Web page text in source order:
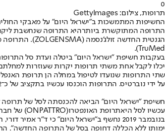
0
תרופות, צילום: GettyImages
החשיפות המתמשכות ב"ישראל היום" על מאבקי החולים הביאו לכך
התרופה המתוקשרת ביותרהיא התרופה שנחשבת
TruMed).
בעקבות חשיפת "ישראל היום" ביטלה ועדת סל
יכלו לקבל אחת משתי תרופות יקרות שעוזרות
על ידי נוברטיס. התרופות הוכנסו עכשיו בתקציב של כ־12 מיליון שקלים לכ־170 חולים.
חשיפת "ישראל היום" הביאה להכנסתה לסל של תרופה
עכשיו לסל היאתרופת האונפטרו(ONPATTRO) של חברת התרופות אלניילם (ALNYLAM), שמיובאת ארצה על ידי חברת מדיסון.
בנובמבר 2019 נחשף ב"ישראל היום" כי
ימותו ללא הכללה דחופה בסל של התרופה החדשה".